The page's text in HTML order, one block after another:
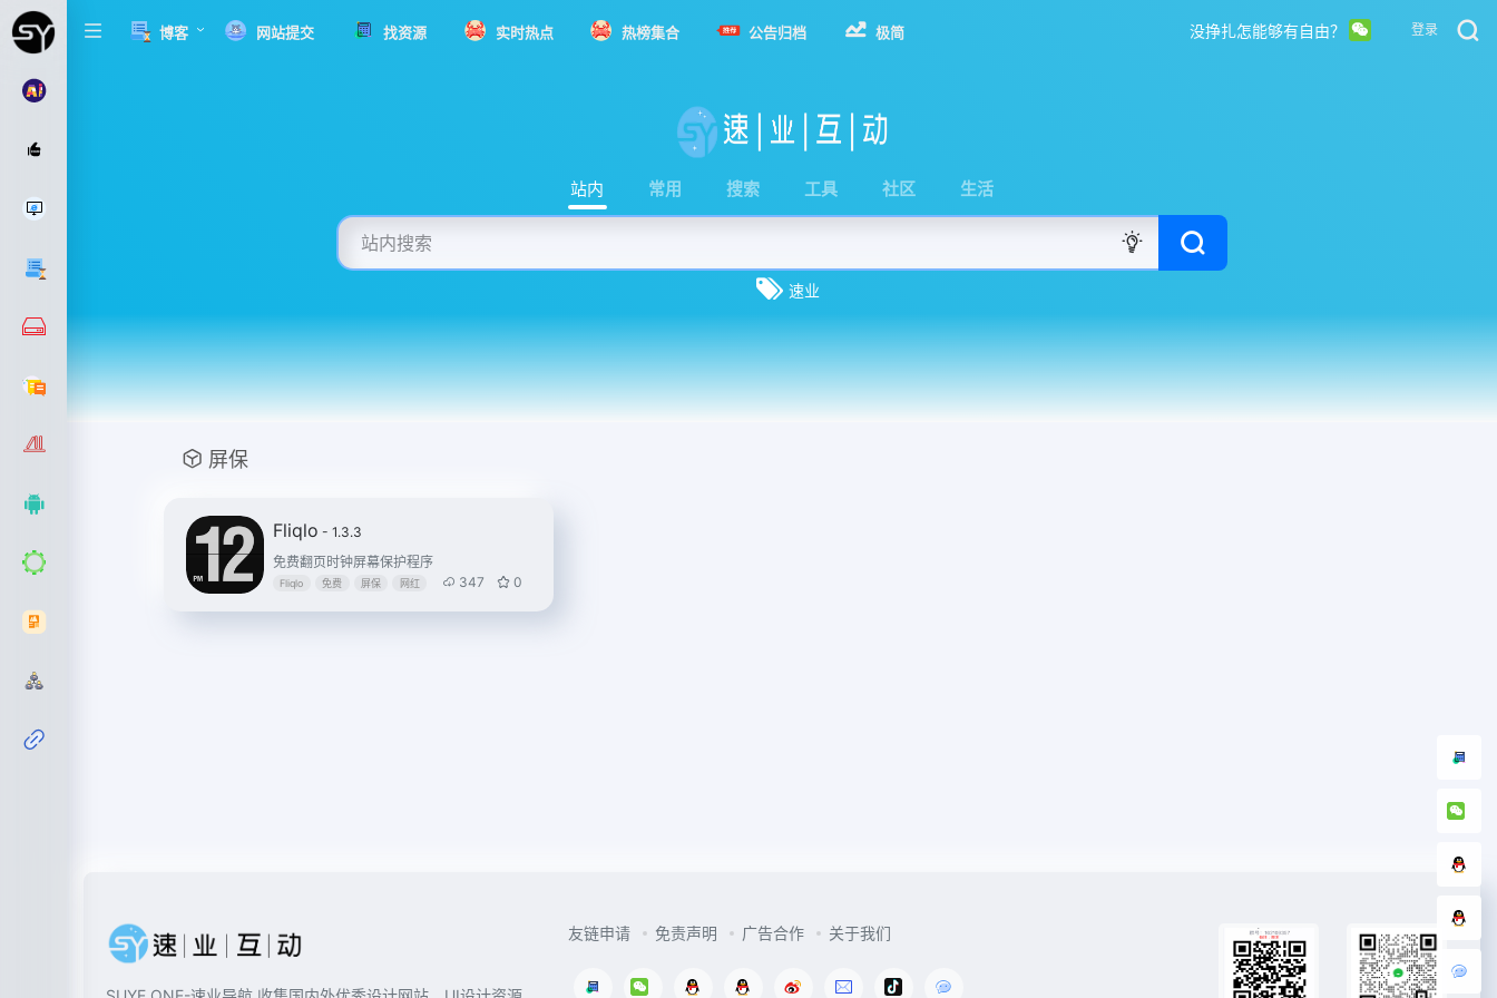
博客 网站提交 找资源 实时热点 热榜集合 公告归档 极简 没挣扎怎能够有自由？ 登录
站内 常用 搜索 工具 社区 生活
速业
屏保
Fliqlo - 1.3.3
免费翻页时钟屏幕保护程序
Fliqlo 免费 屏保 网红 347 0
友链申请 免责声明 广告合作 关于我们